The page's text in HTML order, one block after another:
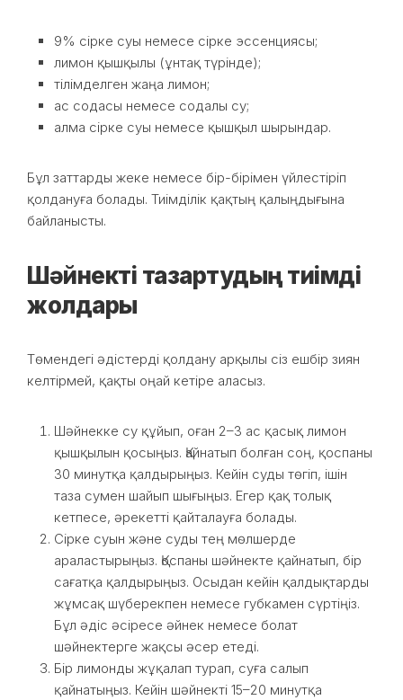
9% сірке суы немесе сірке эссенциясы;
лимон қышқылы (ұнтақ түрінде);
тілімделген жаңа лимон;
ас содасы немесе содалы су;
алма сірке суы немесе қышқыл шырындар.
Бұл заттарды жеке немесе бір-бірімен үйлестіріп
қолдануға болады. Тиімділік қақтың қалыңдығына
байланысты.
Шәйнекті тазартудың тиімді
жолдары
Төмендегі әдістерді қолдану арқылы сіз ешбір зиян
келтірмей, қақты оңай кетіре аласыз.
Шәйнекке су құйып, оған 2–3 ас қасық лимон
қышқылын қосыңыз. Қайнатып болған соң, қоспаны
30 минутқа қалдырыңыз. Кейін суды төгіп, ішін
таза сумен шайып шығыңыз. Егер қақ толық
кетпесе, әрекетті қайталауға болады.
Сірке суын және суды тең мөлшерде
араластырыңыз. Қоспаны шәйнекте қайнатып, бір
сағатқа қалдырыңыз. Осыдан кейін қалдықтарды
жұмсақ шүберекпен немесе губкамен сүртіңіз.
Бұл әдіс әсіресе әйнек немесе болат
шәйнектерге жақсы әсер етеді.
Бір лимонды жұқалап турап, суға салып
қайнатыңыз. Кейін шәйнекті 15–20 минутқа